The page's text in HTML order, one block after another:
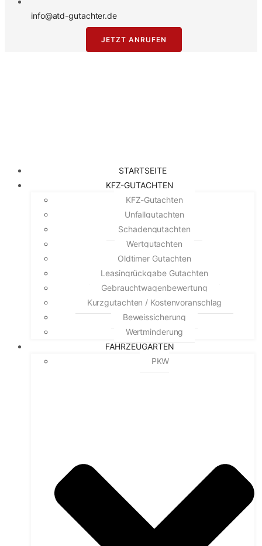
info@atd-gutachter.de
JETZT ANRUFEN
STARTSEITE
KFZ-GUTACHTEN
KFZ-Gutachten
Unfallgutachten
Schadengutachten
Wertgutachten
Oldtimer Gutachten
Leasingrückgabe Gutachten
Gebrauchtwagenbewertung
Kurzgutachten / Kostenvoranschlag
Beweissicherung
Wertminderung
FAHRZEUGARTEN
PKW